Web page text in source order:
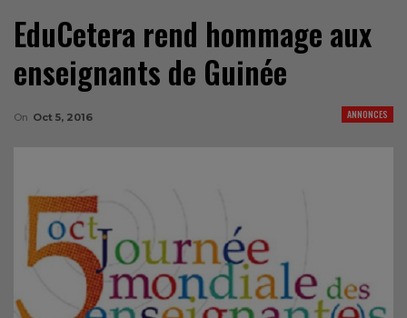
EduCetera rend hommage aux
enseignants de Guinée
ANNONCES
On Oct 5, 2016